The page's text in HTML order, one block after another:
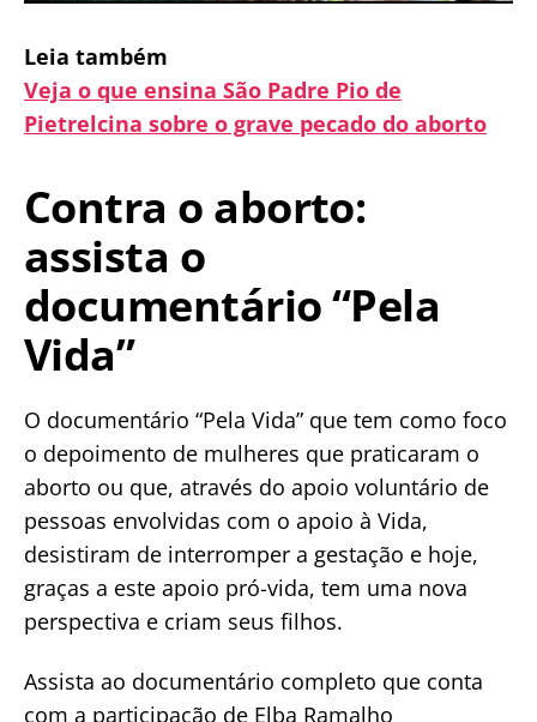
Leia também
Veja o que ensina São Padre Pio de
Pietrelcina sobre o grave pecado do aborto
Contra o aborto:
assista o
documentário “Pela
Vida”
O documentário “Pela Vida” que tem como foco
o depoimento de mulheres que praticaram o
aborto ou que, através do apoio voluntário de
pessoas envolvidas com o apoio à Vida,
desistiram de interromper a gestação e hoje,
graças a este apoio pró-vida, tem uma nova
perspectiva e criam seus filhos.
Assista ao documentário completo que conta
com a participação de Elba Ramalho